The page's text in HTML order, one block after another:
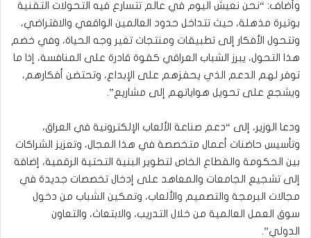
وأضاف: “نحن نعيش اليوم في عالم تتسارع فيه التحولات التقنية
بوتيرة مذهلة، حيث تتداخل حدود العالمين الواقعي والافتراضي،
وتتحول الأفكار إلى تطبيقات ومنتجات تغير وجه الحياة، وفي خضم
هذا التحول، يبرز الشباب العراقي كقوة قادرة على المنافسة، إذا ما
توفر لهم الدعم الذي يحفزهم على الإبداع، وتحتضن أفكارهم،
ويشجع على تحويل هواياتهم إلى مشاريع”.
ودعا الوزير، إلى “دعم صناعة الألعاب الإلكترونية في العراق،
وتأسيس حاضنات أعمال متخصصة في هذا المجال، وتعزيز الشراكات
بين الحكومة والقطاع الخاص لتطوير البنية التحتية الرقمية، إضافة
إلى تشجيع الجامعات والمعاهد على إدخال تخصصات جديدة في
مجالات البرمجة والتصميم والألعاب، وتمكين الشباب من دخول
سوق العمل العالمية من خلال التدريب، والابتعاث، والتعاون
الدولي”.